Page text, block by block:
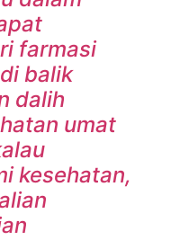
farmasi
balik
dalih
umat
kesehatan,